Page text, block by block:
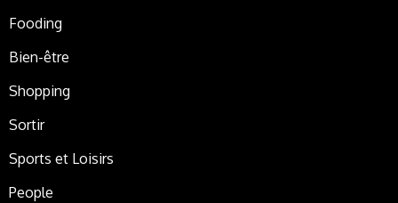
Fooding
Bien-être
Shopping
Sortir
Sports et Loisirs
People